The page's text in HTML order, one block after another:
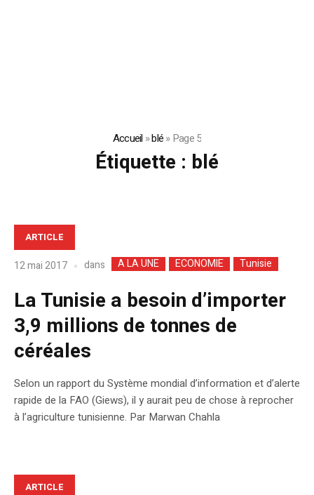
Accueil »blé»Page 5
Étiquette : blé
ARTICLE
12 mai 2017 dans A LA UNE ECONOMIE Tunisie
La Tunisie a besoin d’importer
3,9 millions de tonnes de
céréales
Selon un rapport du Système mondial d’information et d’alerte
rapide de la FAO (Giews), il y aurait peu de chose à reprocher
à l’agriculture tunisienne. Par Marwan Chahla
ARTICLE